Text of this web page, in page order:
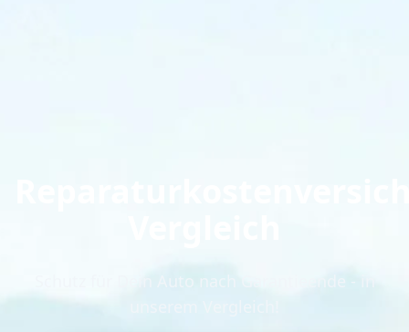
Schutz für Dein Auto nach Garantieende - in